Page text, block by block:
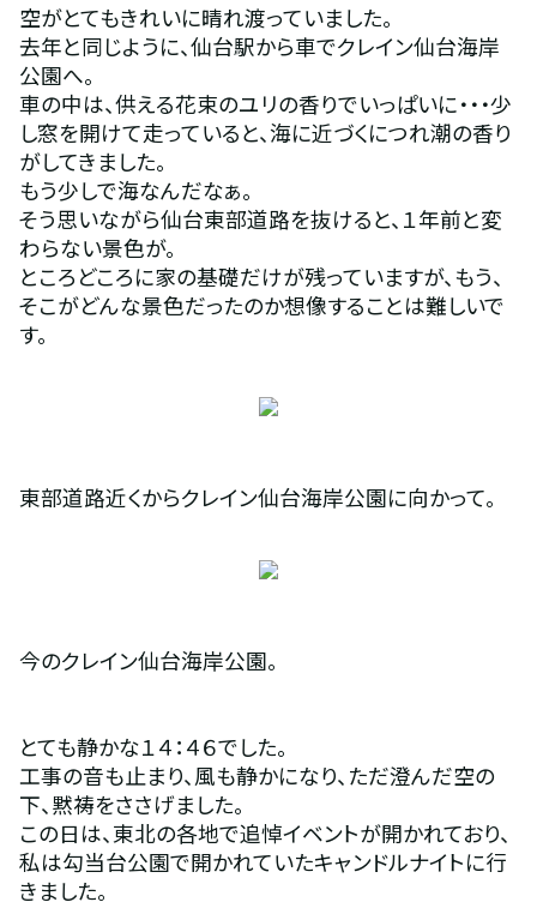
空がとてもきれいに晴れ渡っていました。
去年と同じように、仙台駅から車でクレイン仙台海岸
公園へ。
車の中は、供える花束のユリの香りでいっぱいに・・・少
し窓を開けて走っていると、海に近づくにつれ潮の香り
がしてきました。
もう少しで海なんだなぁ。
そう思いながら仙台東部道路を抜けると、１年前と変
わらない景色が。
ところどころに家の基礎だけが残っていますが、もう、
そこがどんな景色だったのか想像することは難しいで
す。
東部道路近くからクレイン仙台海岸公園に向かって。
今のクレイン仙台海岸公園。
とても静かな１４：４６でした。
工事の音も止まり、風も静かになり、ただ澄んだ空の
下、黙祷をささげました。
この日は、東北の各地で追悼イベントが開かれており、
私は勾当台公園で開かれていたキャンドルナイトに行
きました。